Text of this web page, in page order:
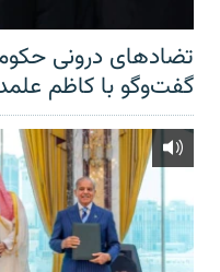
تضادهای درونی
گفت‌‌وگو با کاظم